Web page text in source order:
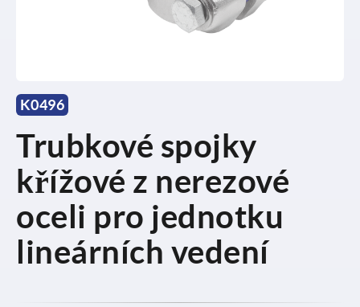
K0496
Trubkové spojky
křížové z nerezové
oceli pro jednotku
lineárních vedení